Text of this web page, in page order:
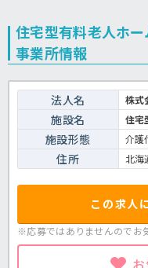
住宅型有料老人ホ
事業所情報
法人名 株式
施設名 住宅
施設形態 介護
住所 北海
この求人
※応募ではありませんのでお